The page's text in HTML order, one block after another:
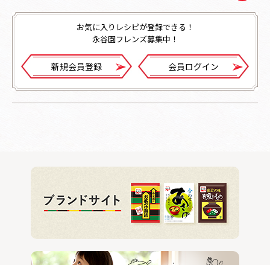
お気に入りレシピが登録できる！
永谷園フレンズ募集中！
新規会員登録 会員ログイン